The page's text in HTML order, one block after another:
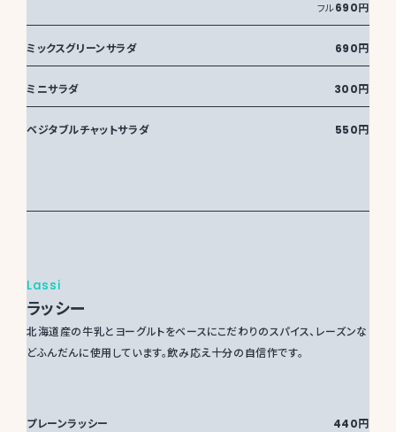
フル690円
ミックスグリーンサラダ 690円
ミニサラダ 300円
ベジタブルチャットサラダ 550円
Lassi
ラッシー
北海道産の牛乳とヨーグルトをベースにこだわりのスパイス、レーズンな
どふんだんに使用しています。飲み応え十分の自信作です。
プレーンラッシー 440円